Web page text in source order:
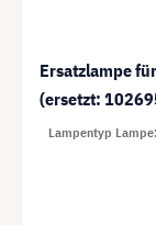
Ersatzlampe
(ersetzt:
Lampentyp Lampe